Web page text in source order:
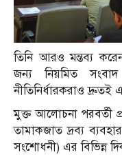
তিনি আরও মন্তব্য
জন্য নিয়মিত
নীতিনির্ধারকরাও দ্রুতই
মুক্ত আলোচনা পরবর্তী
তামাকজাত দ্রব্য
সংশোধনী) এর বিভিন্ন